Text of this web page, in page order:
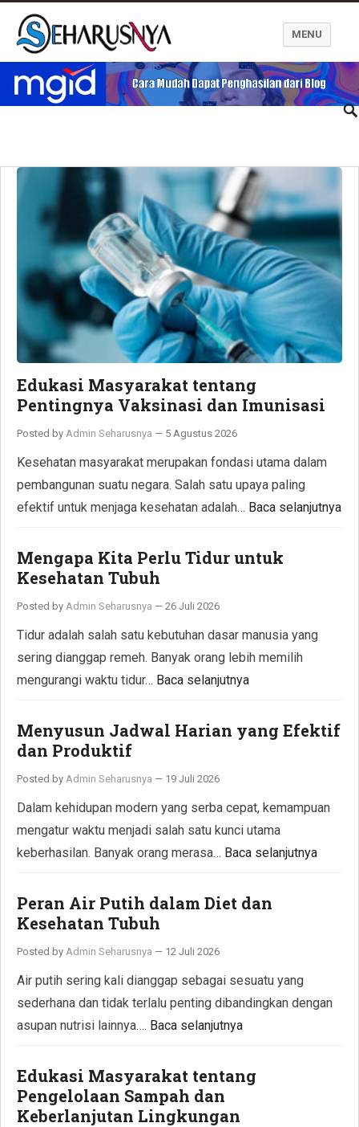
Blog Seharusnya
MENU
Edukasi Masyarakat tentang
Pentingnya Vaksinasi dan Imunisasi
Posted by Admin Seharusnya — 5 Agustus 2026
Kesehatan masyarakat merupakan fondasi utama dalam
pembangunan suatu negara. Salah satu upaya paling
efektif untuk menjaga kesehatan adalah… Baca selanjutnya
Mengapa Kita Perlu Tidur untuk
Kesehatan Tubuh
Posted by Admin Seharusnya — 26 Juli 2026
Tidur adalah salah satu kebutuhan dasar manusia yang
sering dianggap remeh. Banyak orang lebih memilih
mengurangi waktu tidur… Baca selanjutnya
Menyusun Jadwal Harian yang Efektif
dan Produktif
Posted by Admin Seharusnya — 19 Juli 2026
Dalam kehidupan modern yang serba cepat, kemampuan
mengatur waktu menjadi salah satu kunci utama
keberhasilan. Banyak orang merasa… Baca selanjutnya
Peran Air Putih dalam Diet dan
Kesehatan Tubuh
Posted by Admin Seharusnya — 12 Juli 2026
Air putih sering kali dianggap sebagai sesuatu yang
sederhana dan tidak terlalu penting dibandingkan dengan
asupan nutrisi lainnya…. Baca selanjutnya
Edukasi Masyarakat tentang
Pengelolaan Sampah dan
Keberlanjutan Lingkungan